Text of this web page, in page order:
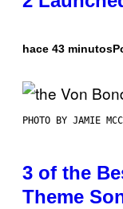
hace 43 minutos
PHOTO BY JAMIE
3 of the
Theme